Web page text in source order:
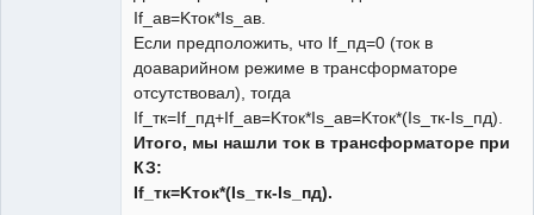
If_ав=Kток*Is_ав.
Если предположить, что If_пд=0 (ток в
доаварийном режиме в трансформаторе
отсутствовал), тогда
If_тк=If_пд+If_ав=Kток*Is_ав=Kток*(Is_тк-Is_пд).
Итого, мы нашли ток в трансформаторе при
КЗ:
If_тк=Kток*(Is_тк-Is_пд).